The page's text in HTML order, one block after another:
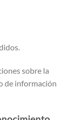
sobre la
de información